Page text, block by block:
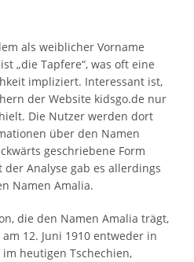
als weiblicher Vorname
„die Tapfere“, was oft eine
impliziert. Interessant ist,
der Website kidsgo.de nur
Die Nutzer werden dort
über den Namen
geschriebene Form
der Analyse gab es allerdings
Namen Amalia.
die den Namen Amalia trägt,
12. Juni 1910 entweder in
heutigen Tschechien,